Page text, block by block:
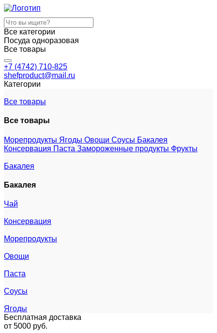
Все категории
Посуда одноразовая
Все товары
+7 (4742) 710-825
shefproduct@mail.ru
Категории
Все товары
Все товары
Морепродукты Ягоды Овощи Соусы Бакалея
Консервация Паста Замороженные продукты Фрукты
Бакалея
Бакалея
Чай
Консервация
Морепродукты
Овощи
Паста
Соусы
Ягоды
Бесплатная доставка
от 5000 руб.